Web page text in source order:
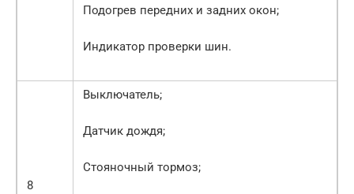
Подогрев передних и задних окон;
Индикатор проверки шин.
8
Выключатель;
Датчик дождя;
Стояночный тормоз;